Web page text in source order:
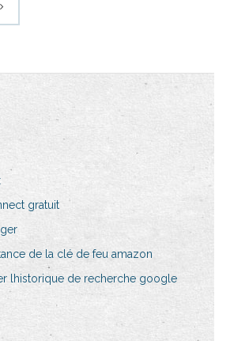
gratuit
de la clé de feu amazon
lhistorique de recherche google